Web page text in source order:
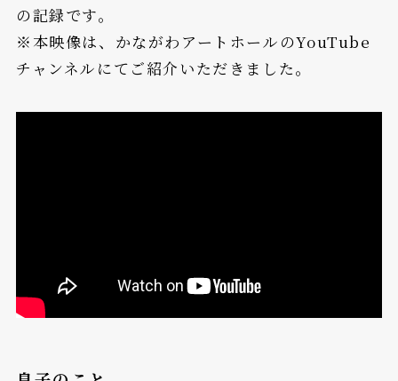
の記録です。
※本映像は、かながわアートホールのYouTube
チャンネルにてご紹介いただきました。